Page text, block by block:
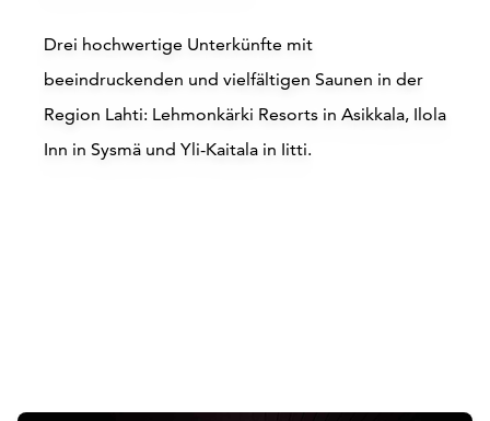
Drei hochwertige Unterkünfte mit
beeindruckenden und vielfältigen Saunen in der
Region Lahti: Lehmonkärki Resorts in Asikkala, Ilola
Inn in Sysmä und Yli-Kaitala in Iitti.